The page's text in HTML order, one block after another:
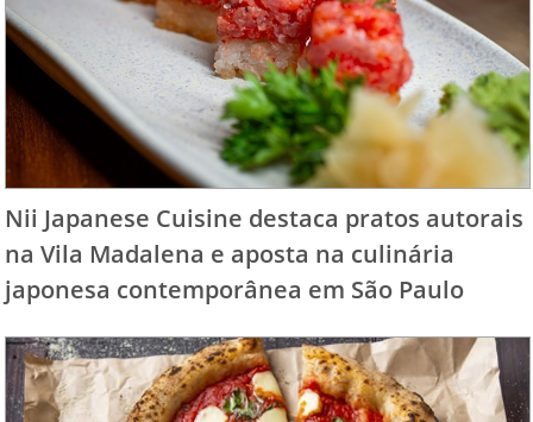
Nii Japanese Cuisine destaca pratos autorais
na Vila Madalena e aposta na culinária
japonesa contemporânea em São Paulo